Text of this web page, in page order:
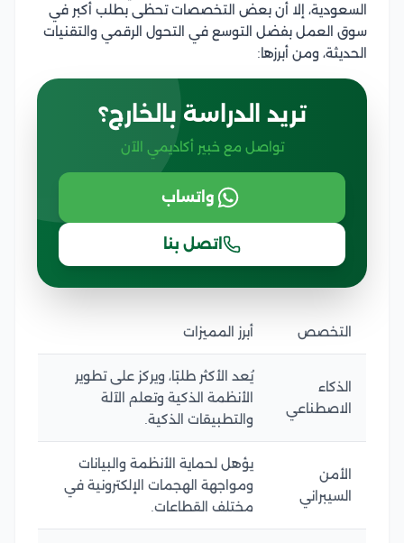
السعودية، إلا أن بعض التخصصات تحظى بطلب أكبر في
سوق العمل بفضل التوسع في التحول الرقمي والتقنيات
الحديثة، ومن أبرزها:
تريد الدراسة بالخارج؟
تواصل مع خبير أكاديمي الآن
واتساب
اتصل بنا
التخصص أبرز المميزات
الذكاء
الاصطناعي
يُعد الأكثر طلبًا، ويركز على تطوير
الأنظمة الذكية وتعلم الآلة
والتطبيقات الذكية.
الأمن
السيبراني
يؤهل لحماية الأنظمة والبيانات
ومواجهة الهجمات الإلكترونية في
مختلف القطاعات.